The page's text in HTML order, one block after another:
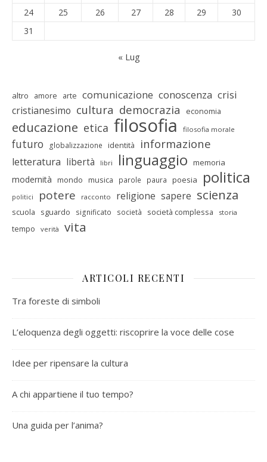
24
25 26 27 28 29
30
31
« Lug
altro amore arte comunicazione conoscenza crisi
cristianesimo cultura democrazia economia
educazione etica filosofia filosofia morale
futuro globalizzazione identità informazione
letteratura libertà libri linguaggio memoria
modernità mondo musica parole paura poesia politica
politici potere racconto religione sapere scienza
scuola sguardo significato società società complessa storia
tempo verità vita
ARTICOLI RECENTI
Tra foreste di simboli
L’eloquenza degli oggetti: riscoprire la voce delle cose
Idee per ripensare la cultura
A chi appartiene il tuo tempo?
Una guida per l’anima?